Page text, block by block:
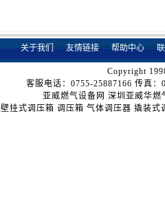
关于我们 ┈ 友情链接 ┈ 帮助中心 ┈
Copyright
客服电话：0755-25887166 传真
亚威燃气设备网 深圳亚威华
壁挂式调压箱 调压箱 气体调压器 撬装式